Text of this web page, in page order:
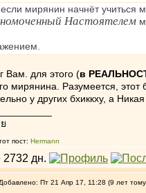
мирянин начнёт учиться
Настоятелем
Вам. для этого (в
мирянина. Разумеется, этот
у других бхиккху, а
пост: Hermann
Добавлено: Пт 21 Апр 17, 11:28 (9 лет